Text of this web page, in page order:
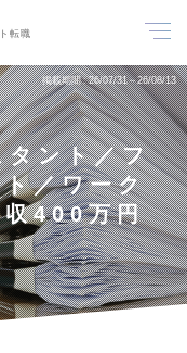
転職
掲載期間 26/07/31～26/08/13
ント／フ
／ワーク
400万円